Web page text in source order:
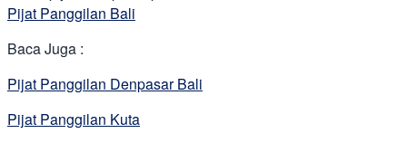
Pijat Panggilan Bali
Baca Juga :
Pijat Panggilan Denpasar Bali
Pijat Panggilan Kuta